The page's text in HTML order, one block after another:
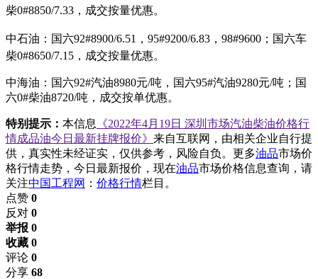
柴0#8850/7.33， 成交按量优惠。
中石油 ： 国六92#8900/6.51 ，95#9200/6.83，98#9600 ；国六车
柴0#8650/7.15， 成交按量优惠。
中海油：国六92#汽油8980元/吨，国六95#汽油9280元/吨；国
六0#柴油8720/吨，成交按单优惠。
特别提示： 本信息
《2022年4月19日 深圳市场汽油柴油价格行
情成品油今日最新挂牌报价》 来自互联网，由相关企业自行提
供，真实性未经证实，仅供参考，风险自负。更多油品市场价
格行情走势，今日最新报价，现在油品市场价格信息查询，请
关注中国工程网 ： 价格行情栏目。
点赞 0
反对 0
举报 0
收藏 0
评论 0
分享 68